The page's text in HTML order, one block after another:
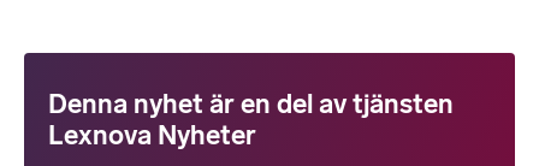
Denna nyhet är en del av tjänsten
Lexnova Nyheter